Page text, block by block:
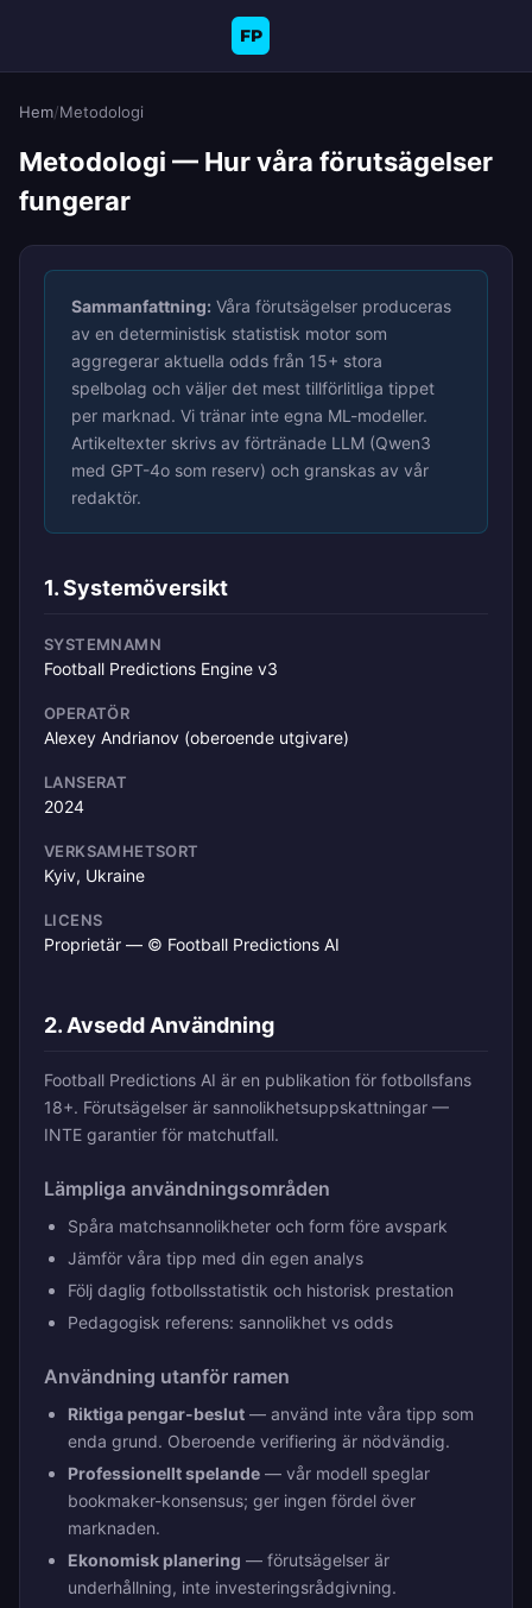
FP
Hem/Metodologi
Metodologi — Hur våra förutsägelser
fungerar
Sammanfattning: Våra förutsägelser produceras
av en deterministisk statistisk motor som
aggregerar aktuella odds från 15+ stora
spelbolag och väljer det mest tillförlitliga tippet
per marknad. Vi tränar inte egna ML-modeller.
Artikeltexter skrivs av förtränade LLM (Qwen3
med GPT-4o som reserv) och granskas av vår
redaktör.
1. Systemöversikt
SYSTEMNAMN
Football Predictions Engine v3
OPERATÖR
Alexey Andrianov (oberoende utgivare)
LANSERAT
2024
VERKSAMHETSORT
Kyiv, Ukraine
LICENS
Proprietär — © Football Predictions AI
2. Avsedd Användning
Football Predictions AI är en publikation för fotbollsfans
18+. Förutsägelser är sannolikhetsuppskattningar —
INTE garantier för matchutfall.
Lämpliga användningsområden
Spåra matchsannolikheter och form före avspark
Jämför våra tipp med din egen analys
Följ daglig fotbollsstatistik och historisk prestation
Pedagogisk referens: sannolikhet vs odds
Användning utanför ramen
Riktiga pengar-beslut — använd inte våra tipp som
enda grund. Oberoende verifiering är nödvändig.
Professionellt spelande — vår modell speglar
bookmaker-konsensus; ger ingen fördel över
marknaden.
Ekonomisk planering — förutsägelser är
underhållning, inte investeringsrådgivning.